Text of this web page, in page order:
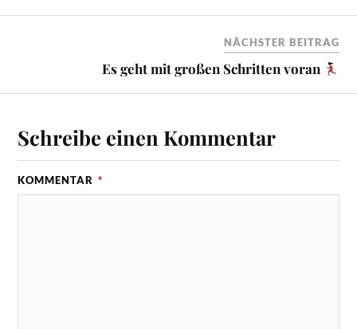
NÄCHSTER BEITRAG
Es geht mit großen Schritten voran
Schreibe einen Kommentar
KOMMENTAR *